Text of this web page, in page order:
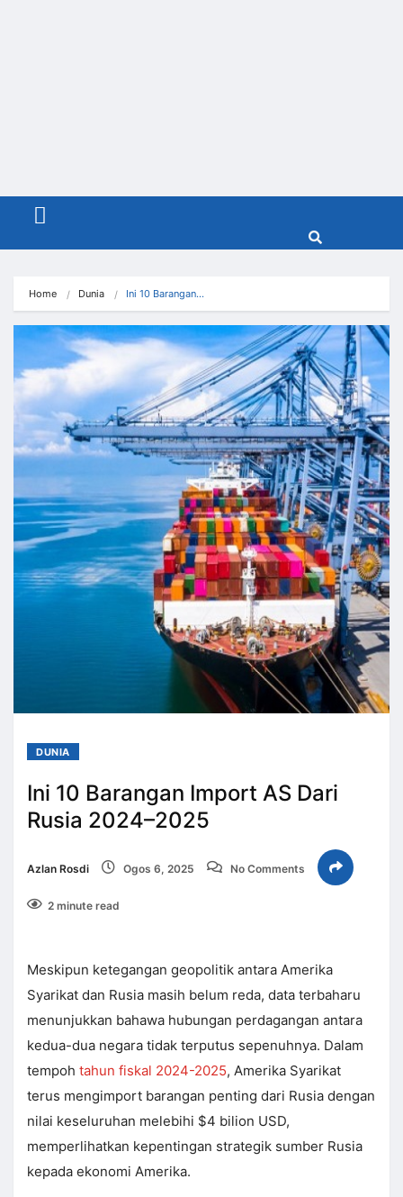
Menu
Home Dunia Ini 10 Barangan…
DUNIA
Ini 10 Barangan Import AS Dari
Rusia 2024–2025
Azlan Rosdi Ogos 6, 2025 No Comments
2 minute read
Meskipun ketegangan geopolitik antara Amerika
Syarikat dan Rusia masih belum reda, data terbaharu
menunjukkan bahawa hubungan perdagangan antara
kedua-dua negara tidak terputus sepenuhnya. Dalam
tempoh tahun fiskal 2024-2025, Amerika Syarikat
terus mengimport barangan penting dari Rusia dengan
nilai keseluruhan melebihi $4 bilion USD,
memperlihatkan kepentingan strategik sumber Rusia
kepada ekonomi Amerika.